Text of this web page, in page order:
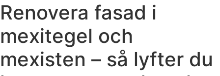
Renovera fasad i
mexitegel och
mexisten – så lyfter du